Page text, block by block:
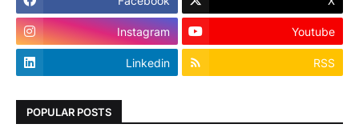
Instagram Youtube
Linkedin RSS
POPULAR POSTS